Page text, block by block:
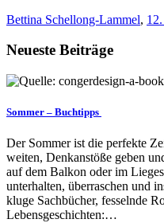
Bettina Schellong-Lammel,
Neueste Beiträge
Sommer – Buchtipps
Der Sommer ist die perfekte
weiten, Denkanstöße geben
auf dem Balkon oder im
unterhalten, überraschen und
kluge Sachbücher, fesselnde
Lebensgeschichten:…